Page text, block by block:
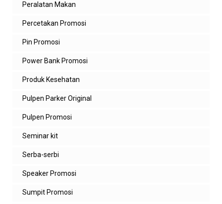
Peralatan Makan
Percetakan Promosi
Pin Promosi
Power Bank Promosi
Produk Kesehatan
Pulpen Parker Original
Pulpen Promosi
Seminar kit
Serba-serbi
Speaker Promosi
Sumpit Promosi